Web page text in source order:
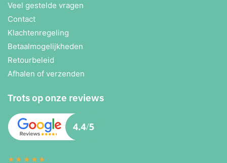
Veel gestelde vragen
Contact
Klachtenregeling
Betaalmogelijkheden
Retourbeleid
Afhalen of verzenden
Trots op onze reviews
★★★★★